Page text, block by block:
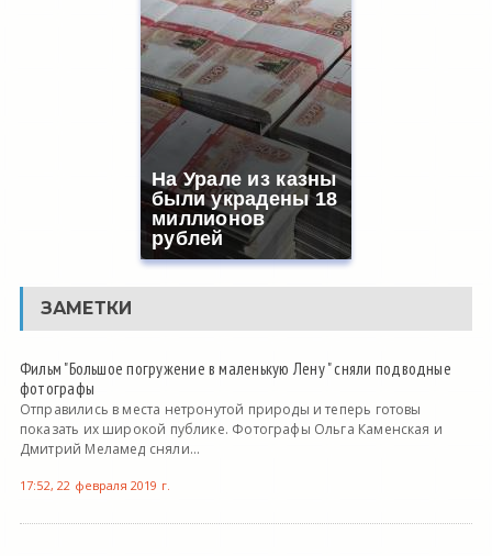
На Урале из казны
были украдены 18
миллионов
рублей
ЗАМЕТКИ
Фильм "Большое погружение в маленькую Лену " сняли подводные
фотографы
Отправились в места нетронутой природы и теперь готовы
показать их широкой публике. Фотографы Ольга Каменская и
Дмитрий Меламед сняли...
17:52, 22 февраля 2019 г.